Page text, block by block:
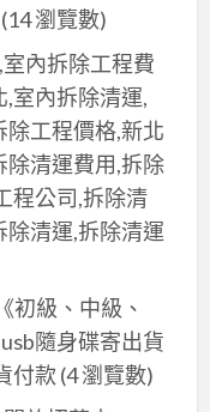
(14 瀏覽數)
內拆除工程費
室內拆除清運,
除工程價格,新北
除清運費用,拆除
程公司,拆除清
清運,拆除清運
初級、中級、
隨身碟寄出貨
付款 (4 瀏覽數)